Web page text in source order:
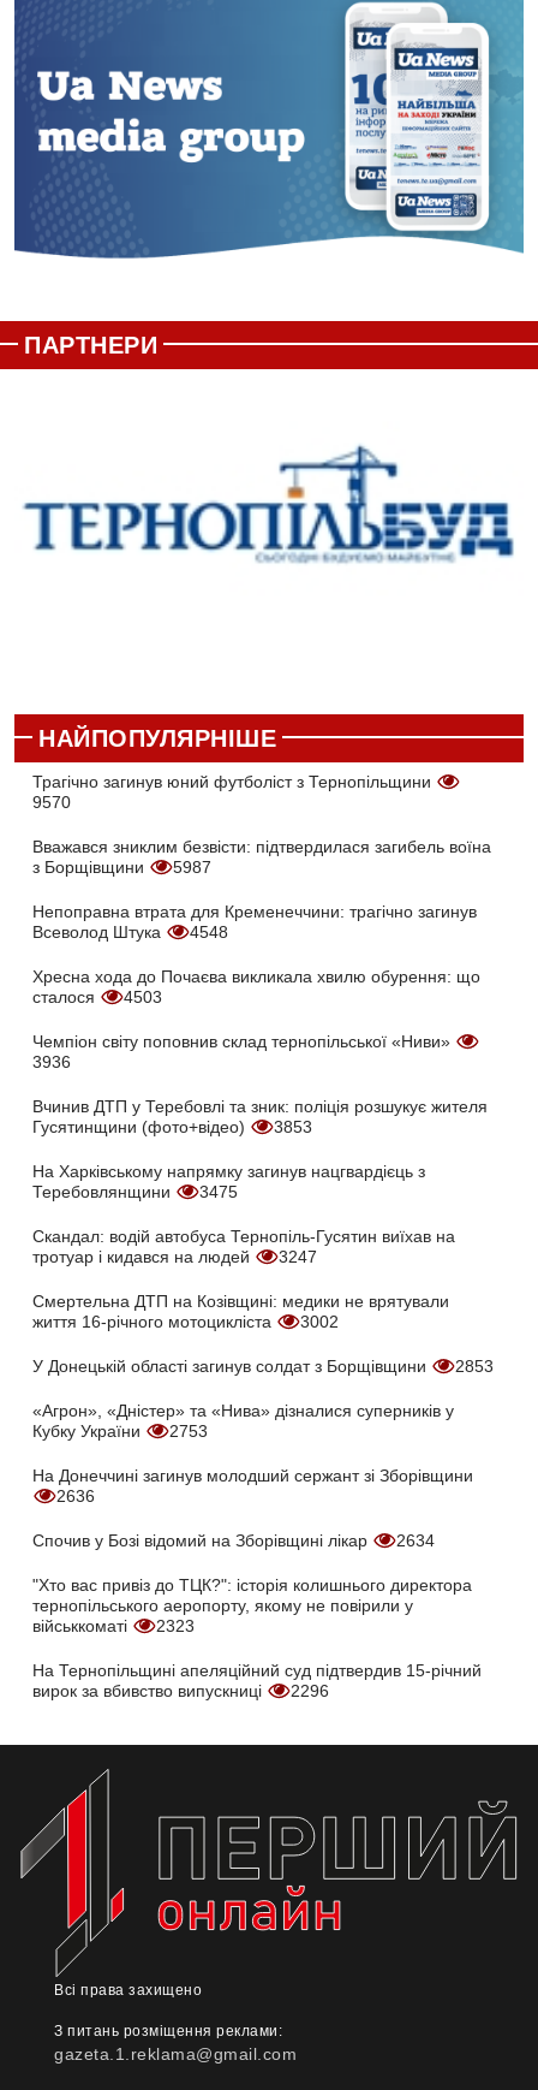
ПАРТНЕРИ
НАЙПОПУЛЯРНІШЕ
Трагічно загинув юний футболіст з Тернопільщини
9570
Вважався зниклим безвісти: підтвердилася загибель воїна
з Борщівщини
5987
Непоправна втрата для Кременеччини: трагічно загинув
Всеволод Штука
4548
Хресна хода до Почаєва викликала хвилю обурення: що
сталося
4503
Чемпіон світу поповнив склад тернопільської «Ниви»
3936
Вчинив ДТП у Теребовлі та зник: поліція розшукує жителя
Гусятинщини (фото+відео)
3853
На Харківському напрямку загинув нацгвардієць з
Теребовлянщини
3475
Скандал: водій автобуса Тернопіль-Гусятин виїхав на
тротуар і кидався на людей
3247
Смертельна ДТП на Козівщині: медики не врятували
життя 16-річного мотоцикліста
3002
У Донецькій області загинув солдат з Борщівщини 2853
«Агрон», «Дністер» та «Нива» дізналися суперників у
Кубку України
2753
На Донеччині загинув молодший сержант зі Зборівщини
2636
Спочив у Бозі відомий на Зборівщині лікар 2634
"Хто вас привіз до ТЦК?": історія колишнього директора
тернопільського аеропорту, якому не повірили у
військкоматі
2323
На Тернопільщині апеляційний суд підтвердив 15-річний
вирок за вбивство випускниці
2296
Всі права захищено
З питань розміщення реклами:
gazeta.1.reklama@gmail.com